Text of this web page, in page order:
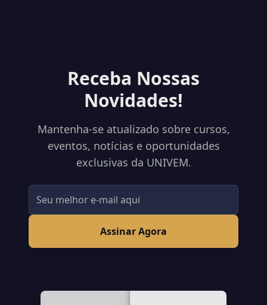
Receba Nossas
Novidades!
Mantenha-se atualizado sobre cursos,
eventos, notícias e oportunidades
exclusivas da UNIVEM.
Assinar Agora